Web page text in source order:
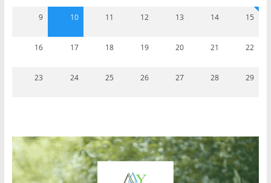
9 10 11 12 13 14 15
16 17 18 19 20 21 22
23 24 25 26 27 28 29